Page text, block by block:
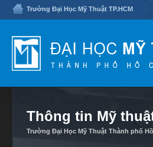
Trường Đại Học Mỹ Thuật TP.HCM
Thông tin Mỹ
Trường Đại Học Mỹ Thuật Thành phố